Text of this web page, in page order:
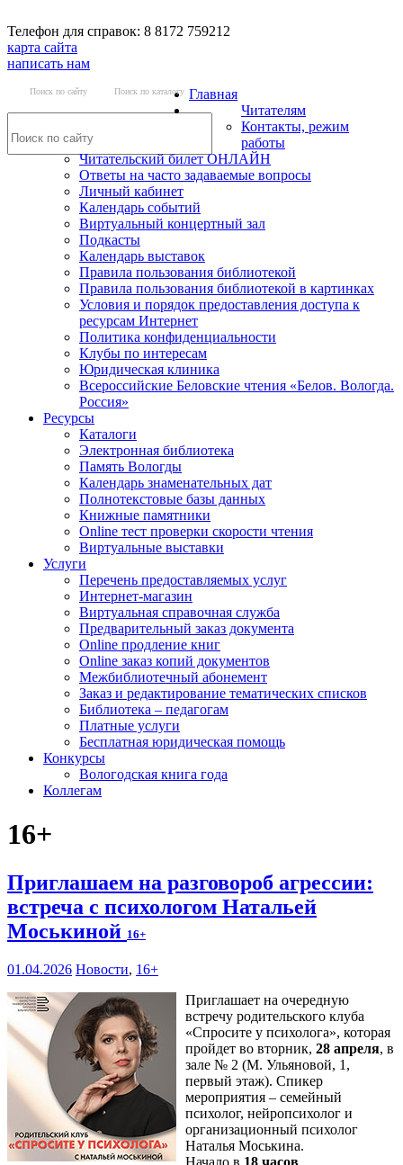
Телефон для справок: 8 8172 759212
карта сайта
написать нам
Поиск по сайту Поиск по каталогу Главная
Читателям
Контакты, режим
работы
Читательский билет ОНЛАЙН
Ответы на часто задаваемые вопросы
Личный кабинет
Календарь событий
Виртуальный концертный зал
Подкасты
Календарь выставок
Правила пользования библиотекой
Правила пользования библиотекой в картинках
Условия и порядок предоставления доступа к
ресурсам Интернет
Политика конфиденциальности
Клубы по интересам
Юридическая клиника
Всероссийские Беловские чтения «Белов. Вологда.
Россия»
Ресурсы
Каталоги
Электронная библиотека
Память Вологды
Календарь знаменательных дат
Полнотекстовые базы данных
Книжные памятники
Online тест проверки скорости чтения
Виртуальные выставки
Услуги
Перечень предоставляемых услуг
Интернет-магазин
Виртуальная справочная служба
Предварительный заказ документа
Online продление книг
Online заказ копий документов
Межбиблиотечный абонемент
Заказ и редактирование тематических списков
Библиотека – педагогам
Платные услуги
Бесплатная юридическая помощь
Конкурсы
Вологодская книга года
Коллегам
16+
Приглашаем на разговороб агрессии:
встреча с психологом Натальей
Моськиной 16+
01.04.2026 Новости, 16+
Приглашает на очередную
встречу родительского клуба
«Спросите у психолога», которая
пройдет во вторник, 28 апреля, в
зале № 2 (М. Ульяновой, 1,
первый этаж). Спикер
мероприятия – семейный
психолог, нейропсихолог и
организационный психолог
Наталья Моськина.
Начало в 18 часов.